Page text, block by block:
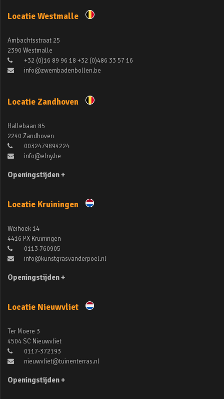
Locatie Westmalle
Ambachtsstraat 25
2390 Westmalle
+32 (0)16 89 96 18 +32 (0)486 33 57 16
info@zwembadenbollen.be
Locatie Zandhoven
Hallebaan 85
2240 Zandhoven
0032479894224
info@elny.be
Openingstijden +
Locatie Kruiningen
Weihoek 14
4416 PX Kruiningen
0113-760905
info@kunstgrasvanderpoel.nl
Openingstijden +
Locatie Nieuwvliet
Ter Moere 3
4504 SC Nieuwvliet
0117-372193
nieuwvliet@tuinenterras.nl
Openingstijden +